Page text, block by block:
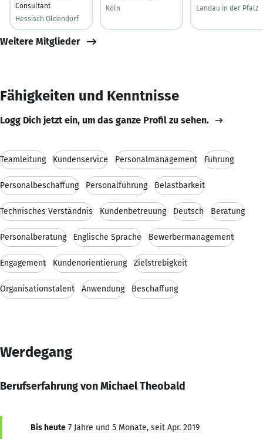
Consultant
Hessisch Oldendorf
Köln
Landau in der Pfalz
Weitere Mitglieder
Fähigkeiten und Kenntnisse
Logg Dich jetzt ein, um das ganze Profil zu sehen.
Teamleitung Kundenservice Personalmanagement Führung
Personalbeschaffung Personalführung Belastbarkeit
Technisches Verständnis Kundenbetreuung Deutsch Beratung
Personalberatung Englische Sprache Bewerbermanagement
Engagement Kundenorientierung Zielstrebigkeit
Organisationstalent Anwendung Beschaffung
Werdegang
Berufserfahrung von Michael Theobald
Bis heute 7 Jahre und 5 Monate, seit Apr. 2019